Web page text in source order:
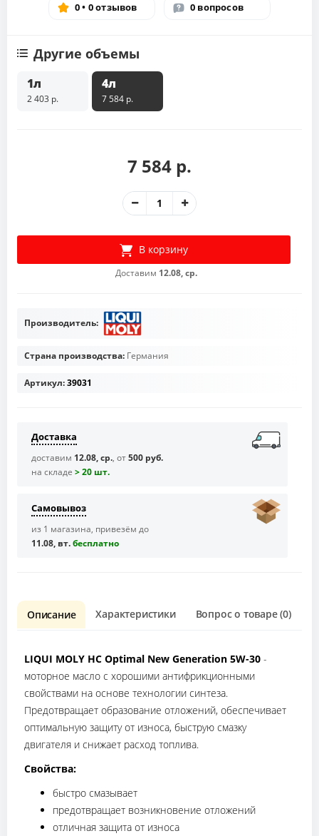
0 • 0 отзывов 0 вопросов
Другие объемы
1л
2 403 р.
4л
7 584 р.
7 584 р.
В корзину
Доставим 12.08, ср.
Производитель:
Страна производства: Германия
Артикул:39031
Доставка
доставим 12.08, ср., от500 руб.
на складе > 20 шт.
Самовывоз
из 1 магазина, привезём до
11.08, вт.бесплaтно
Описание Характеристики Вопрос о товаре (0)
LIQUI MOLY НС Optimal New Generation 5W-30 -
моторное масло с хорошими антифрикционными
свойствами на основе технологии синтеза.
Предотвращает образование отложений, обеспечивает
оптимальную защиту от износа, быструю смазку
двигателя и снижает расход топлива.
Свойства:
быстро смазывает
предотвращает возникновение отложений
отличная защита от износа